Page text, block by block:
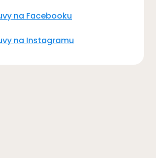
na Facebooku
na Instagramu